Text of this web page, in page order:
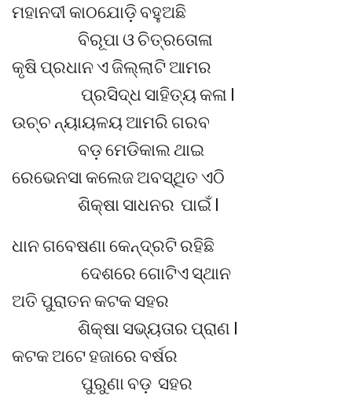
ମହାନଦୀ କାଠଯୋଡ଼ି ବହୁଅଛି
ବିରୂପା ଓ ଚିତ୍ରତୋଳା
କୃଷି ପ୍ରଧାନ ଏ ଜିଲ୍ଲାଟି ଆମର
ପ୍ରସିଦ୍ଧ ସାହିତ୍ୟ କଳା l
ଉଚ୍ଚ ନ୍ୟାୟଳୟ ଆମରି ଗରବ
ବଡ଼ ମେଡିକାଲ ଥାଇ
ରେଭେନସା କଲେଜ ଅବସ୍ଥିତ ଏଠି
ଶିକ୍ଷା ସାଧନର ପାଇଁ l
ଧାନ ଗବେଷଣା କେନ୍ଦ୍ରଟି ରହିଛି
ଦେଶରେ ଗୋଟିଏ ସ୍ଥାନ
ଅତି ପୁରାତନ କଟକ ସହର
ଶିକ୍ଷା ସଭ୍ୟତାର ପ୍ରାଣ l
କଟକ ଅଟେ ହଜାରେ ବର୍ଷର
ପୁରୁଣା ବଡ଼ ସହର